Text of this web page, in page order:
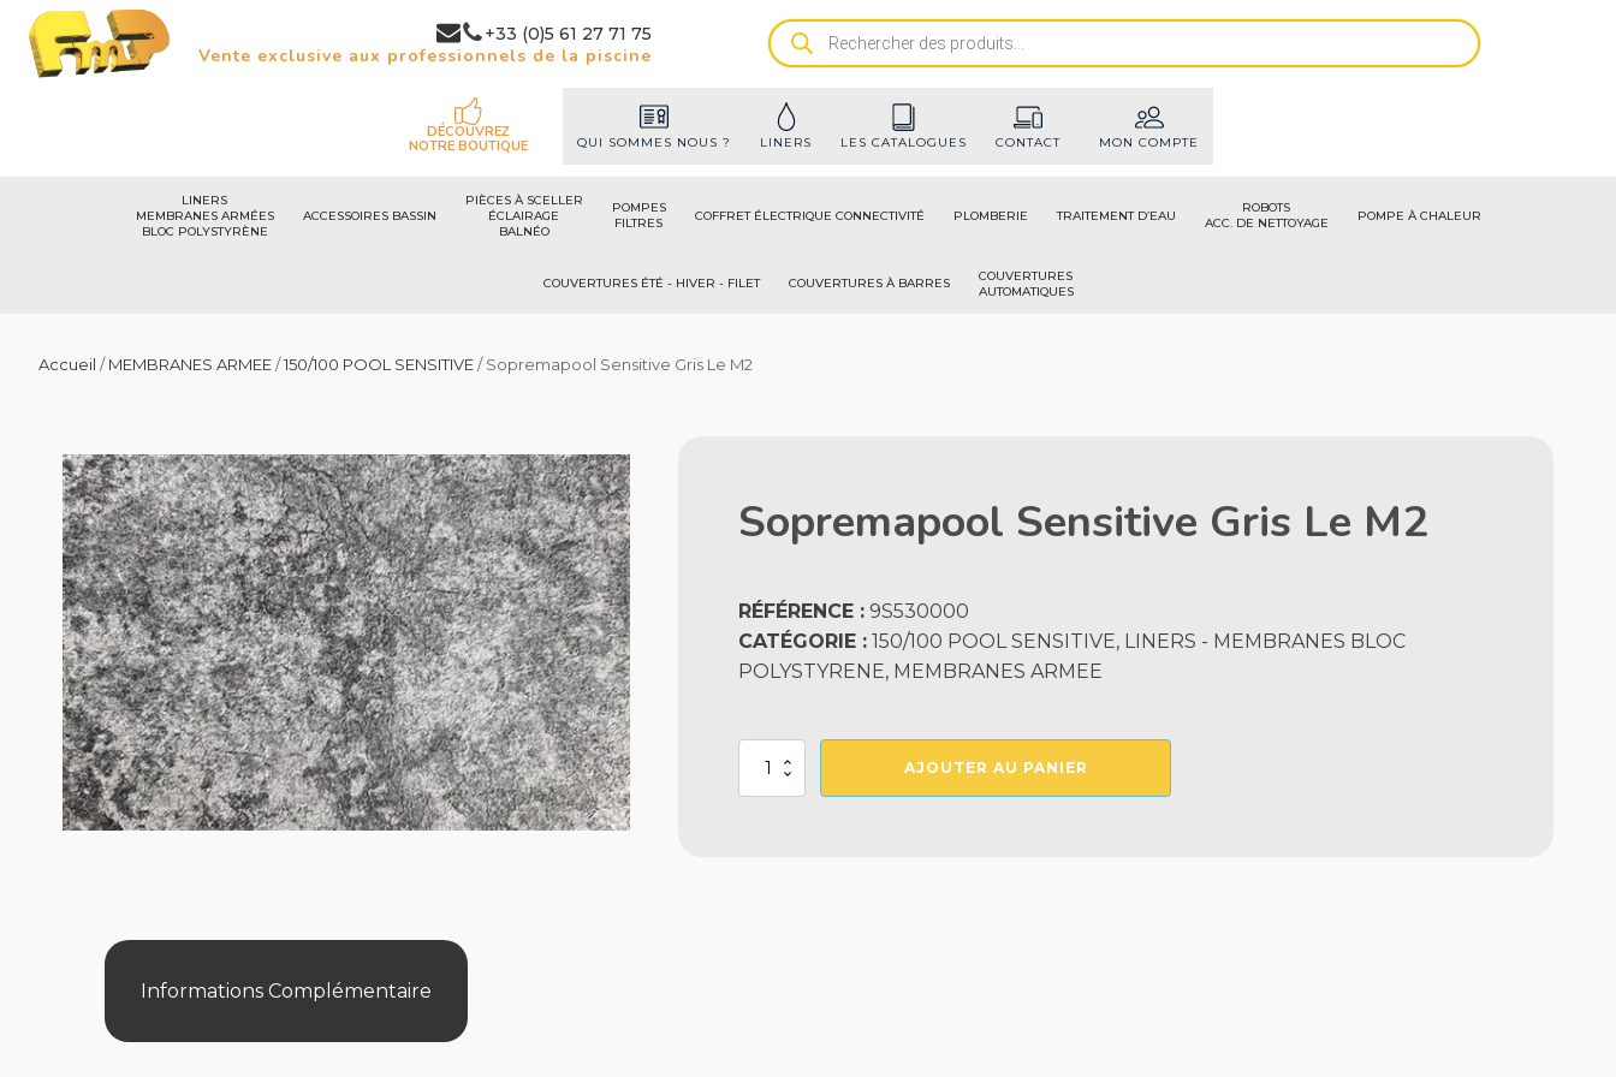
+33 (0)5 61 27 71 75
Vente exclusive aux professionnels de la piscine
Recherche
de
DÉCOUVREZ
NOTRE BOUTIQUE
QUI SOMMES NOUS ? LINERS LES CATALOGUES CONTACT MON COMPTE
LINERS
MEMBRANES ARMÉES
BLOC POLYSTYRÈNE
ACCESSOIRES BASSIN
PIÈCES À SCELLER
ÉCLAIRAGE
BALNÉO
POMPES
FILTRES
COFFRET ÉLECTRIQUE CONNECTIVITÉ PLOMBERIE TRAITEMENT D’EAU
ROBOTS
ACC. DE NETTOYAGE
POMPE À CHALEUR
COUVERTURES ÉTÉ - HIVER - FILET COUVERTURES À BARRES
COUVERTURES
AUTOMATIQUES
Accueil /MEMBRANES ARMEE/150/100 POOL SENSITIVE/ Sopremapool Sensitive Gris Le M2
Sopremapool Sensitive Gris Le M2
RÉFÉRENCE : 9S530000
CATÉGORIE : 150/100 POOL SENSITIVE, LINERS - MEMBRANES BLOC
POLYSTYRENE, MEMBRANES ARMEE
quantité
AJOUTER AU PANIER
Informations Complémentaire